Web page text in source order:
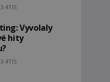
3.4TIS
Vyvolaly
hity
3.4TIS